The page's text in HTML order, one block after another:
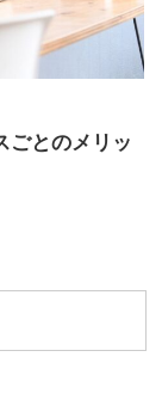
ごとのメリッ